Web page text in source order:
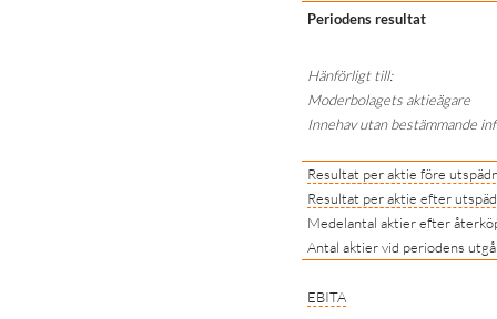
Periodens resultat
Hänförligt till:
Moderbolagets aktieägare
Innehav utan bestämmande
Resultat per aktie före
Resultat per aktie efter
Medelantal aktier efter
Antal aktier vid periodens
EBITA